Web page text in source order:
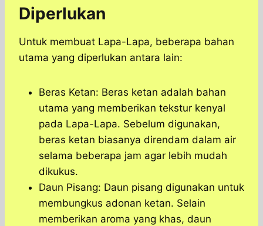
Diperlukan
Untuk membuat Lapa-Lapa, beberapa bahan
utama yang diperlukan antara lain:
Beras Ketan: Beras ketan adalah bahan
utama yang memberikan tekstur kenyal
pada Lapa-Lapa. Sebelum digunakan,
beras ketan biasanya direndam dalam air
selama beberapa jam agar lebih mudah
dikukus.
Daun Pisang: Daun pisang digunakan untuk
membungkus adonan ketan. Selain
memberikan aroma yang khas, daun